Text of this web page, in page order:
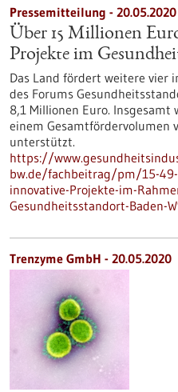
Pressemitteilung - 20.05.2020
Über 15 Millionen
Projekte im
Das Land fördert weitere vier
des Forums
8,1 Millionen Euro.
einem Gesamtfördervolumen
unterstützt.
https://
bw.de/fachbeitrag/pm/15-49-
innovative-Projekte-im-
Gesundheitsstandort-Baden-
Trenzyme GmbH - 20.05.2020